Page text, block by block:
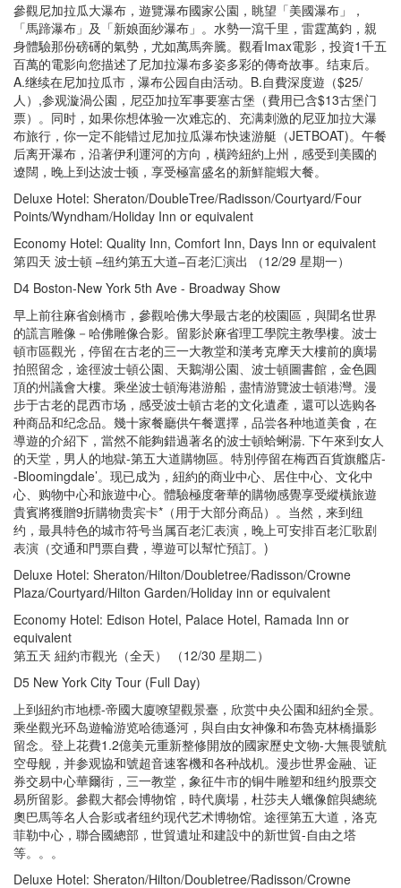
參觀尼加拉瓜大瀑布，遊覽瀑布國家公園，眺望「美國瀑布」，
「馬蹄瀑布」及「新娘面紗瀑布」。水勢一瀉千里，雷霆萬鈞，親
身體驗那份磅礡的氣勢，尤如萬馬奔騰。觀看Imax電影，投資1千五
百萬的電影向您描述了尼加拉瀑布多姿多彩的傳奇故事。结束后。
A.继续在尼加拉瓜市，瀑布公园自由活动。B.自費深度遊（$25/
人）,参观漩渦公園，尼亞加拉军事要塞古堡（費用已含$13古堡门
票）。同时，如果你想体验一次难忘的、充满刺激的尼亚加拉大瀑
布旅行，你一定不能错过尼加拉瓜瀑布快速游艇（JETBOAT)。午餐
后离开瀑布，沿著伊利運河的方向，橫跨紐約上州，感受到美國的
遼闊，晚上到达波士顿，享受極富盛名的新鮮龍蝦大餐。
Deluxe Hotel: Sheraton/DoubleTree/Radisson/Courtyard/Four
Points/Wyndham/Holiday Inn or equivalent
Economy Hotel: Quality Inn, Comfort Inn, Days Inn or equivalent
第四天 波士頓 –纽约第五大道–百老汇演出 （12/29 星期一）
D4 Boston-New York 5th Ave - Broadway Show
早上前往麻省劍橋市，參觀哈佛大學最古老的校園區，與聞名世界
的謊言雕像－哈佛雕像合影。留影於麻省理工學院主教學樓。波士
頓市區觀光，停留在古老的三一大教堂和漢考克摩天大樓前的廣場
拍照留念，途徑波士頓公園、天鵝湖公園、波士頓圖書館，金色圓
頂的州議會大樓。乘坐波士頓海港游船，盡情游覽波士頓港灣。漫
步于古老的昆西市场，感受波士頓古老的文化遺產，還可以选购各
种商品和纪念品。幾十家餐廳供午餐選擇，品尝各种地道美食，在
導遊的介紹下，當然不能夠錯過著名的波士頓蛤蜊湯. 下午來到女人
的天堂，男人的地獄-第五大道購物區。特別停留在梅西百貨旗艦店-
-Bloomingdale’。现已成为，紐約的商业中心、居住中心、文化中
心、购物中心和旅遊中心。體驗極度奢華的購物感覺享受縱橫旅遊
貴賓將獲贈9折購物贵宾卡*（用于大部分商品）。当然，来到纽
约，最具特色的城市符号当属百老汇表演，晚上可安排百老汇歌剧
表演（交通和門票自費，導遊可以幫忙預訂。)
Deluxe Hotel: Sheraton/Hilton/Doubletree/Radisson/Crowne
Plaza/Courtyard/Hilton Garden/Holiday inn or equivalent
Economy Hotel: Edison Hotel, Palace Hotel, Ramada Inn or
equivalent
第五天 紐約市觀光（全天） （12/30 星期二）
D5 New York City Tour (Full Day)
上到紐約市地標-帝國大廈嘹望觀景臺，欣赏中央公園和紐約全景。
乘坐觀光环岛遊輪游览哈德遜河，與自由女神像和布魯克林橋攝影
留念。登上花費1.2億美元重新整修開放的國家歷史文物-大無畏號航
空母舰，并参观協和號超音速客機和各种战机。漫步世界金融、证
券交易中心華爾街，三一教堂，象征牛市的铜牛雕塑和纽约股票交
易所留影。參觀大都会博物馆，時代廣場，杜莎夫人蠟像館與總統
奧巴馬等名人合影或者纽约现代艺术博物馆。途徑第五大道，洛克
菲勒中心，聯合國總部，世貿遺址和建設中的新世貿-自由之塔
等。。。
Deluxe Hotel: Sheraton/Hilton/Doubletree/Radisson/Crowne